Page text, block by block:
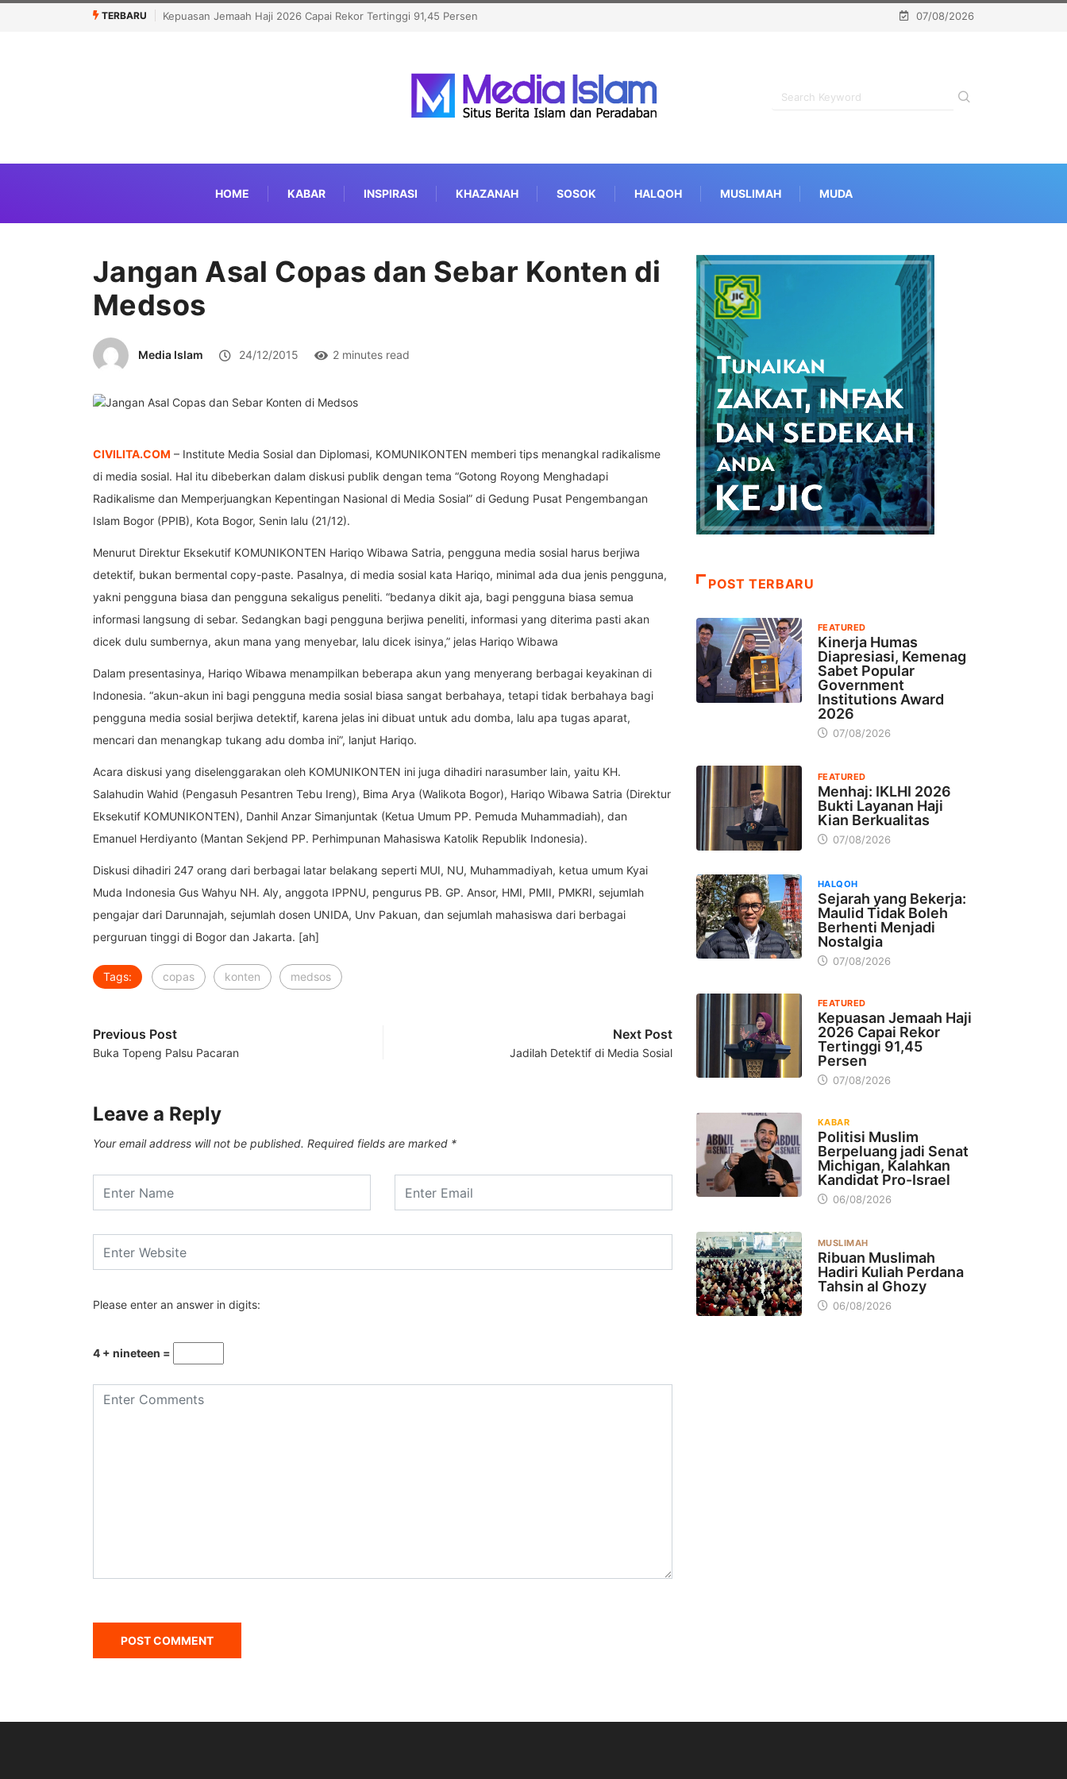
TERBARU Kepuasan Jemaah Haji 2026 Capai Rekor Tertinggi 91,45 Persen 07/08/2026
HOME KABAR INSPIRASI KHAZANAH SOSOK HALQOH MUSLIMAH MUDA
Jangan Asal Copas dan Sebar Konten di
Medsos
Media Islam 24/12/2015 2 minutes read
CIVILITA.COM – Institute Media Sosial dan Diplomasi, KOMUNIKONTEN memberi tips menangkal radikalisme
di media sosial. Hal itu dibeberkan dalam diskusi publik dengan tema “Gotong Royong Menghadapi
Radikalisme dan Memperjuangkan Kepentingan Nasional di Media Sosial” di Gedung Pusat Pengembangan
Islam Bogor (PPIB), Kota Bogor, Senin lalu (21/12).
Menurut Direktur Eksekutif KOMUNIKONTEN Hariqo Wibawa Satria, pengguna media sosial harus berjiwa
detektif, bukan bermental copy-paste. Pasalnya, di media sosial kata Hariqo, minimal ada dua jenis pengguna,
yakni pengguna biasa dan pengguna sekaligus peneliti. “bedanya dikit aja, bagi pengguna biasa semua
informasi langsung di sebar. Sedangkan bagi pengguna berjiwa peneliti, informasi yang diterima pasti akan
dicek dulu sumbernya, akun mana yang menyebar, lalu dicek isinya,” jelas Hariqo Wibawa
Dalam presentasinya, Hariqo Wibawa menampilkan beberapa akun yang menyerang berbagai keyakinan di
Indonesia. “akun-akun ini bagi pengguna media sosial biasa sangat berbahaya, tetapi tidak berbahaya bagi
pengguna media sosial berjiwa detektif, karena jelas ini dibuat untuk adu domba, lalu apa tugas aparat,
mencari dan menangkap tukang adu domba ini”, lanjut Hariqo.
Acara diskusi yang diselenggarakan oleh KOMUNIKONTEN ini juga dihadiri narasumber lain, yaitu KH.
Salahudin Wahid (Pengasuh Pesantren Tebu Ireng), Bima Arya (Walikota Bogor), Hariqo Wibawa Satria (Direktur
Eksekutif KOMUNIKONTEN), Danhil Anzar Simanjuntak (Ketua Umum PP. Pemuda Muhammadiah), dan
Emanuel Herdiyanto (Mantan Sekjend PP. Perhimpunan Mahasiswa Katolik Republik Indonesia).
Diskusi dihadiri 247 orang dari berbagai latar belakang seperti MUI, NU, Muhammadiyah, ketua umum Kyai
Muda Indonesia Gus Wahyu NH. Aly, anggota IPPNU, pengurus PB. GP. Ansor, HMI, PMII, PMKRI, sejumlah
pengajar dari Darunnajah, sejumlah dosen UNIDA, Unv Pakuan, dan sejumlah mahasiswa dari berbagai
perguruan tinggi di Bogor dan Jakarta. [ah]
Tags: copas konten medsos
Previous Post
Buka Topeng Palsu Pacaran
Next Post
Jadilah Detektif di Media Sosial
Leave a Reply
Your email address will not be published. Required fields are marked *
Please enter an answer in digits:
4 + nineteen =
POST TERBARU
FEATURED
Kinerja Humas
Diapresiasi, Kemenag
Sabet Popular
Government
Institutions Award
2026
07/08/2026
FEATURED
Menhaj: IKLHI 2026
Bukti Layanan Haji
Kian Berkualitas
07/08/2026
HALQOH
Sejarah yang Bekerja:
Maulid Tidak Boleh
Berhenti Menjadi
Nostalgia
07/08/2026
FEATURED
Kepuasan Jemaah Haji
2026 Capai Rekor
Tertinggi 91,45
Persen
07/08/2026
KABAR
Politisi Muslim
Berpeluang jadi Senat
Michigan, Kalahkan
Kandidat Pro-Israel
06/08/2026
MUSLIMAH
Ribuan Muslimah
Hadiri Kuliah Perdana
Tahsin al Ghozy
06/08/2026